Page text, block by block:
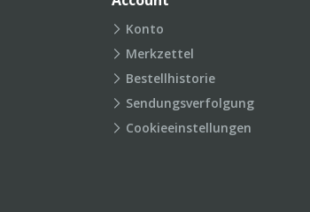
Konto
Merkzettel
Bestellhistorie
Sendungsverfolgung
Cookieeinstellungen